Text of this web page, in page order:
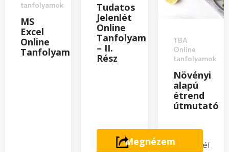
Tudatos
Jelenlét
Online
Tanfolyam
– II.
Rész
Megnézem
tanfolyamok
MS
Excel
Online
Tanfolyam
TBA
Online
tanfolyamok
Növényi
alapú
étrend
útmutató
Ha te is
szeretnél